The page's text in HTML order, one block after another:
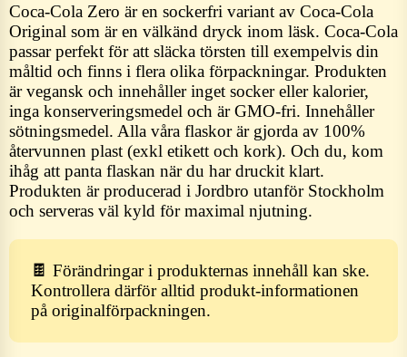
Coca-Cola Zero är en sockerfri variant av Coca-Cola
Original som är en välkänd dryck inom läsk. Coca-Cola
passar perfekt för att släcka törsten till exempelvis din
måltid och finns i flera olika förpackningar. Produkten
är vegansk och innehåller inget socker eller kalorier,
inga konserveringsmedel och är GMO-fri. Innehåller
sötningsmedel. Alla våra flaskor är gjorda av 100%
återvunnen plast (exkl etikett och kork). Och du, kom
ihåg att panta flaskan när du har druckit klart.
Produkten är producerad i Jordbro utanför Stockholm
och serveras väl kyld för maximal njutning.
🍫 Förändringar i produkternas innehåll kan ske.
Kontrollera därför alltid produkt-informationen
på originalförpackningen.